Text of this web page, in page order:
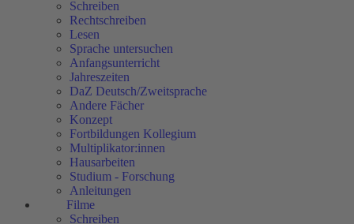
Schreiben
Rechtschreiben
Lesen
Sprache untersuchen
Anfangsunterricht
Jahreszeiten
DaZ Deutsch/Zweitsprache
Andere Fächer
Konzept
Fortbildungen Kollegium
Multiplikator:innen
Hausarbeiten
Studium - Forschung
Anleitungen
Filme
Schreiben